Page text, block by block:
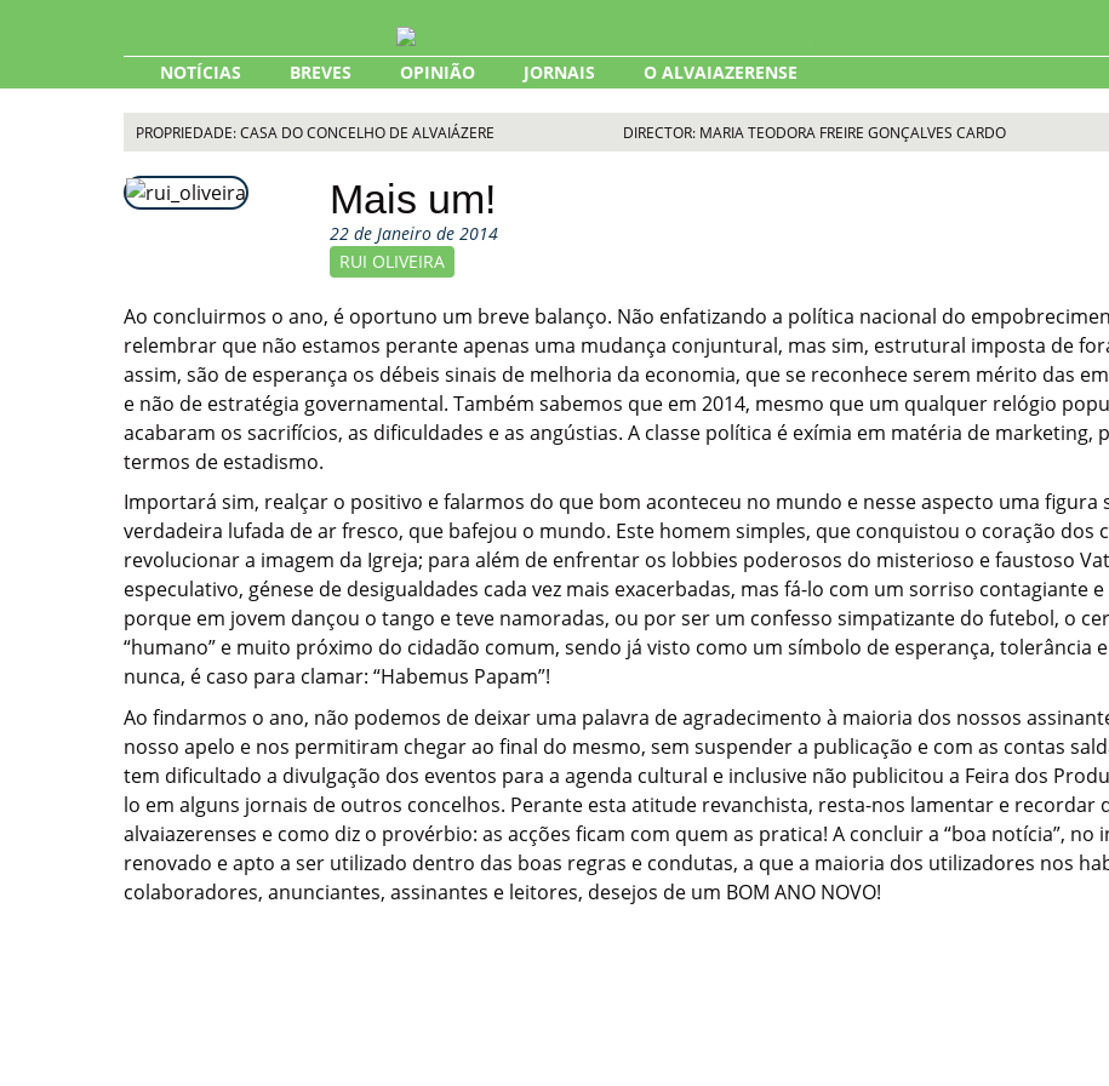
NOTÍCIAS BREVES OPINIÃO JORNAIS O ALVAIAZERENSE
PROPRIEDADE: CASA DO CONCELHO DE ALVAIÁZERE DIRECTOR: MARIA TEODORA FREIRE GONÇALVES CARDO
Mais um!
22 de Janeiro de 2014
RUI OLIVEIRA
Ao concluirmos o ano, é oportuno um breve balanço. Não enfatizando a política nacional do
relembrar que não estamos perante apenas uma mudança conjuntural, mas sim, estrutural imposta de
assim, são de esperança os débeis sinais de melhoria da economia, que se reconhece serem mérito das
e não de estratégia governamental. Também sabemos que em 2014, mesmo que um qualquer relógio
acabaram os sacrifícios, as dificuldades e as angústias. A classe política é exímia em matéria de marketing,
termos de estadismo.
Importará sim, realçar o positivo e falarmos do que bom aconteceu no mundo e nesse aspecto uma figura
verdadeira lufada de ar fresco, que bafejou o mundo. Este homem simples, que conquistou o coração dos
revolucionar a imagem da Igreja; para além de enfrentar os lobbies poderosos do misterioso e faustoso
especulativo, génese de desigualdades cada vez mais exacerbadas, mas fá-lo com um sorriso contagiante
porque em jovem dançou o tango e teve namoradas, ou por ser um confesso simpatizante do futebol, o
“humano” e muito próximo do cidadão comum, sendo já visto como um símbolo de esperança, tolerância
nunca, é caso para clamar: “Habemus Papam”!
Ao findarmos o ano, não podemos de deixar uma palavra de agradecimento à maioria dos nossos
nosso apelo e nos permitiram chegar ao final do mesmo, sem suspender a publicação e com as contas
tem dificultado a divulgação dos eventos para a agenda cultural e inclusive não publicitou a Feira dos
lo em alguns jornais de outros concelhos. Perante esta atitude revanchista, resta-nos lamentar e recordar
alvaiazerenses e como diz o provérbio: as acções ficam com quem as pratica! A concluir a “boa notícia”, no
renovado e apto a ser utilizado dentro das boas regras e condutas, a que a maioria dos utilizadores nos
colaboradores, anunciantes, assinantes e leitores, desejos de um BOM ANO NOVO!